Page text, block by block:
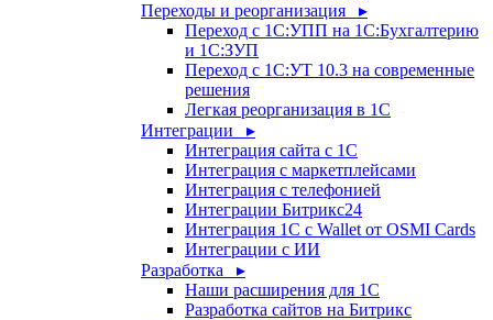
Переходы и реорганизация ▸
Переход с 1С:УПП на 1С:Бухгалтерию
и 1С:ЗУП
Переход с 1С:УТ 10.3 на современные
решения
Легкая реорганизация в 1С
Интеграции ▸
Интеграция сайта с 1С
Интеграция с маркетплейсами
Интеграция с телефонией
Интеграции Битрикс24
Интеграция 1С с Wallet от OSMI Cards
Интеграции с ИИ
Разработка ▸
Наши расширения для 1С
Разработка сайтов на Битрикс